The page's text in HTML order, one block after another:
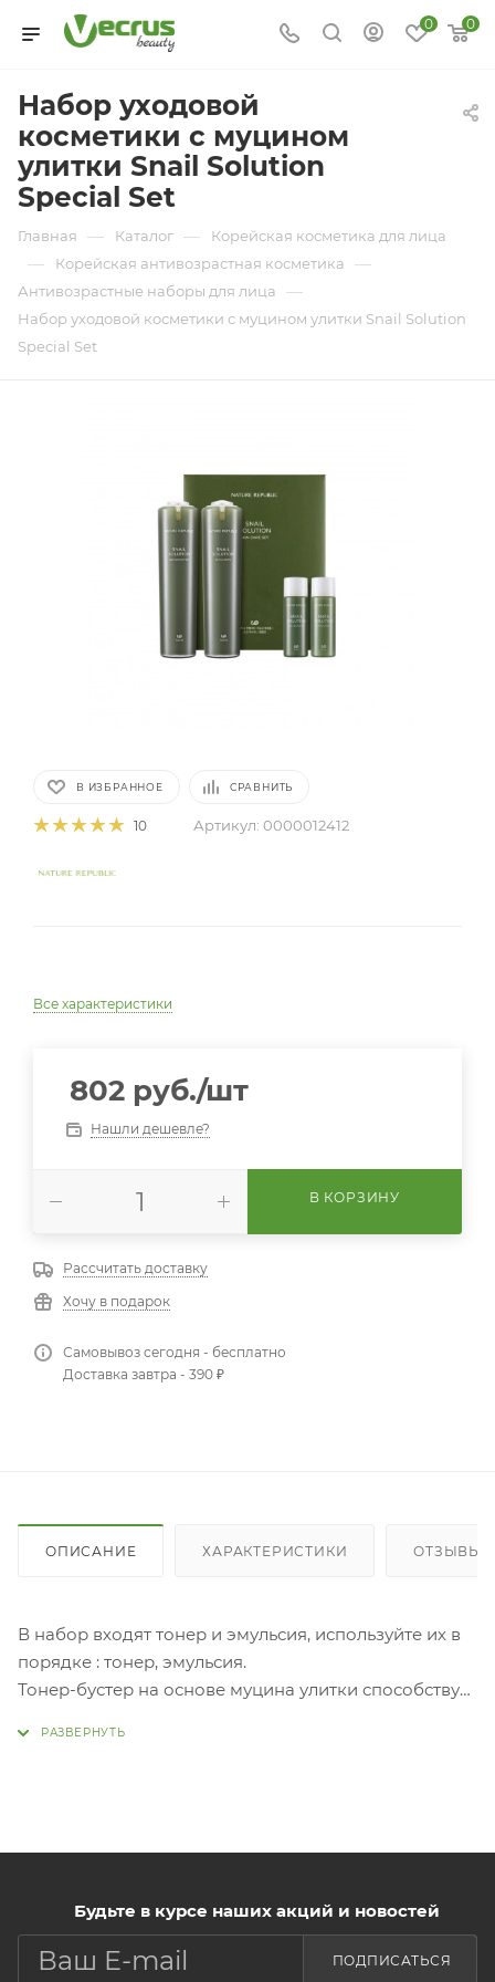
0 0
Набор уходовой
косметики с муцином
улитки Snail Solution
Special Set
Главная — Каталог — Корейская косметика для лица
— Корейская антивозрастная косметика —
Антивозрастные наборы для лица —
Набор уходовой косметики с муцином улитки Snail Solution
Special Set
В ИЗБРАННОЕ СРАВНИТЬ
10 Артикул: 0000012412
Все характеристики
802 руб./шт
Нашли дешевле?
В КОРЗИНУ
Рассчитать доставку
Хочу в подарок
Самовывоз сегодня - бесплатно
Доставка завтра - 390 ₽
ОПИСАНИЕ ХАРАКТЕРИСТИКИ ОТЗЫВЫ
В набор входят тонер и эмульсия, используйте их в
порядке : тонер, эмульсия.
Тонер-бустер на основе муцина улитки способствует
менее глубокими, а цвет лица более здоровым.
повышается иммунитет клеток, тонер помогает
задержать влагу внутри. Исчезают застойные
пигментные пятна.
Будьте в курсе наших акций и новостей
ПОДПИСАТЬСЯ